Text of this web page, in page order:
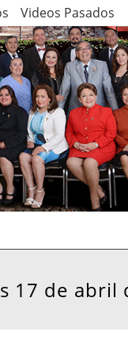
Videos Pasados
17 de abril